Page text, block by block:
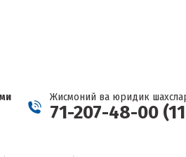
Жисмоний ва юридик
71-207-48-00